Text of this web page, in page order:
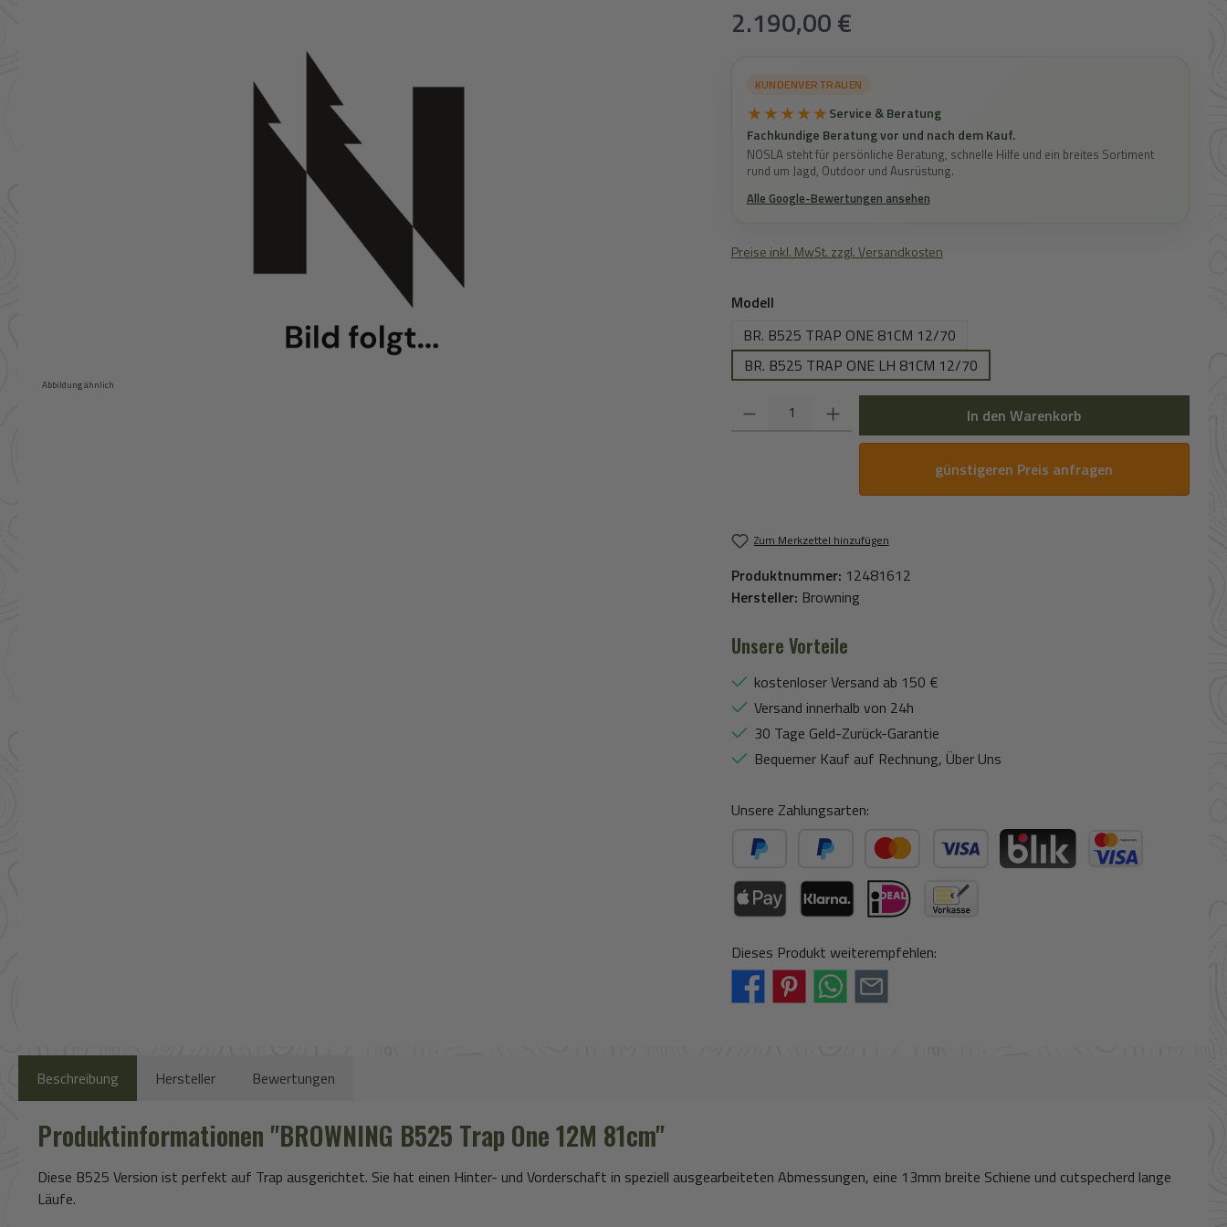
Abbildung ähnlich
Regulärer Preis:
2.190,00 €
KUNDENVERTRAUEN
★★★★★Service & Beratung
Fachkundige Beratung vor und nach dem Kauf.
NOSLA steht für persönliche Beratung, schnelle Hilfe und ein breites Sortiment
rund um Jagd, Outdoor und Ausrüstung.
Alle Google-Bewertungen ansehen
Preise inkl. MwSt. zzgl. Versandkosten
Modellauswählen
BR. B525 TRAP ONE 81CM 12/70
BR. B525 TRAP ONE LH 81CM 12/70
Produkt Anzahl: Gib den gewünschten Wert ein oder benutze die Schaltflächen um die
In den Warenkorb
günstigeren Preis anfragen
Zum Merkzettel hinzufügen
Produktnummer: 12481612
Hersteller: Browning
Unsere Vorteile
kostenloser Versand ab 150 €
Versand innerhalb von 24h
30 Tage Geld-Zurück-Garantie
Bequemer Kauf auf Rechnung, Über Uns
Unsere Zahlungsarten:
PayPal Später BezahlenKredit- oder Debitkarte
Dieses Produkt weiterempfehlen:
Beschreibung Hersteller Bewertungen
Produktinformationen "BROWNING B525 Trap One 12M 81cm"
Diese B525 Version ist perfekt auf Trap ausgerichtet. Sie hat einen Hinter- und Vorderschaft in speziell ausgearbeiteten Abmessungen, eine 13mm breite Schiene und cutspecherd lange
Läufe.